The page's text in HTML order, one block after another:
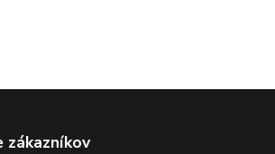
zákazníkov